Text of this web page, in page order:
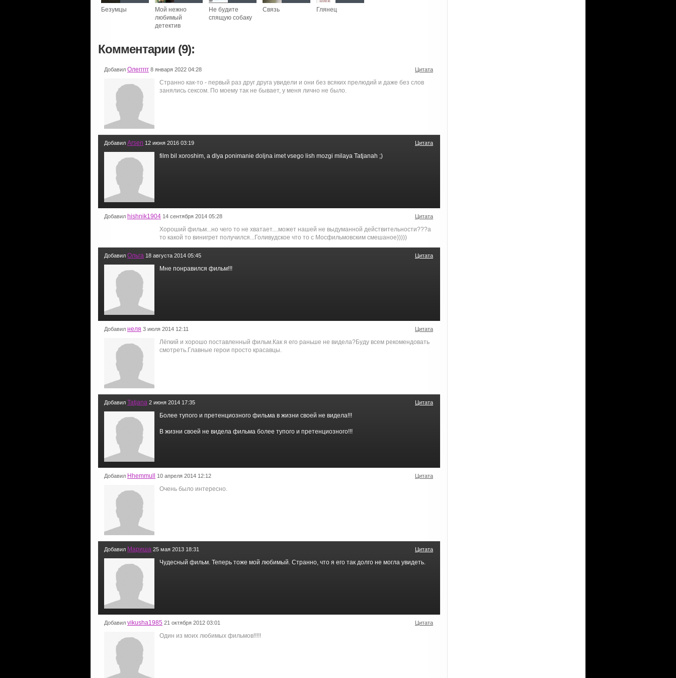
Безумцы
Мой нежно
любимый
детектив
Не будите
спящую собаку
Связь
Глянец
Комментарии (9):
Добавил Олеггггг 8 января 2022 04:28 Цитата
Странно как-то - первый раз друг друга увидели и они без всяких прелюдий и даже без слов
занялись сексом. По моему так не бывает, у меня лично не было.
Добавил Arsen 12 июня 2016 03:19 Цитата
film bil xoroshim, a dlya ponimanie doljna imet vsego lish mozgi milaya Tatjanah ;)
Добавил hishnik1904 14 сентября 2014 05:28 Цитата
Хороший фильм...но чего то не хватает....может нашей не выдуманной действительности???а
то какой то винигрет получился...Голивудское что то с Мосфильмовским смешаное)))))
Добавил Ольга 18 августа 2014 05:45 Цитата
Мне понравился фильм!!!
Добавил неля 3 июля 2014 12:11 Цитата
Лёгкий и хорошо поставленный фильм.Как я его раньше не видела?Буду всем рекомендовать
смотреть.Главные герои просто красавцы.
Добавил Tatjana 2 июня 2014 17:35 Цитата
Более тупого и претенциозного фильма в жизни своей не видела!!!
В жизни своей не видела фильма более тупого и претенциозного!!!
Добавил Hhemmull 10 апреля 2014 12:12 Цитата
Очень было интересно.
Добавил Мариша 25 мая 2013 18:31 Цитата
Чудесный фильм. Теперь тоже мой любимый. Странно, что я его так долго не могла увидеть.
Добавил vikusha1985 21 октября 2012 03:01 Цитата
Один из моих любимых фильмов!!!!!